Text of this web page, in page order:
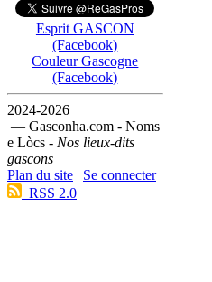
Esprit GASCON
(Facebook)
Couleur Gascogne
(Facebook)
2024-2026
— Gasconha.com - Noms
e Lòcs - Nos lieux-dits
gascons
Plan du site | Se connecter|
RSS 2.0